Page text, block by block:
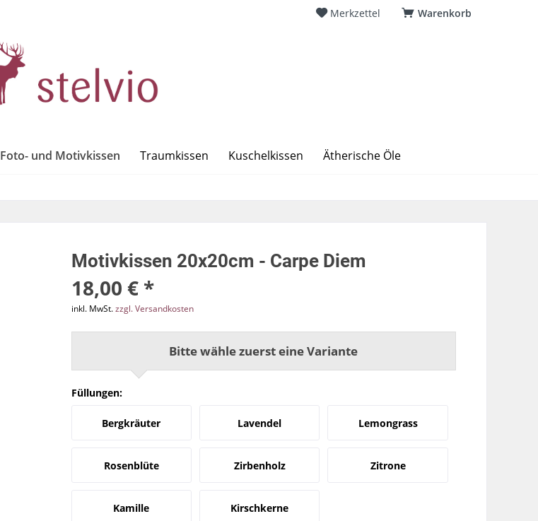
Warenkorb
Merkzettel
Foto- und Motivkissen Traumkissen Kuschelkissen Ätherische Öle
Motivkissen 20x20cm - Carpe Diem
18,00 € *
inkl. MwSt.zzgl. Versandkosten
Bitte wähle zuerst eine Variante
Füllungen:
Bergkräuter Lavendel Lemongrass
Rosenblüte Zirbenholz Zitrone
Kamille Kirschkerne